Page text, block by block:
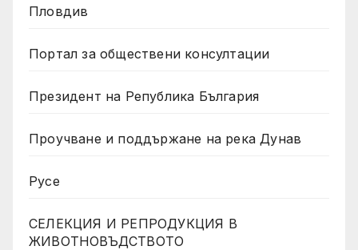
Пловдив
Портал за обществени консултации
Президент на Република България
Проучване и поддържане на река Дунав
Русе
СЕЛЕКЦИЯ И РЕПРОДУКЦИЯ В
ЖИВОТНОВЪДСТВОТО